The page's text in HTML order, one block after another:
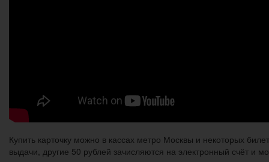
Купить карточку можно в кассах метро Москвы и некоторых
выдачи, другие 50 рублей зачисляются на электронный счёт и